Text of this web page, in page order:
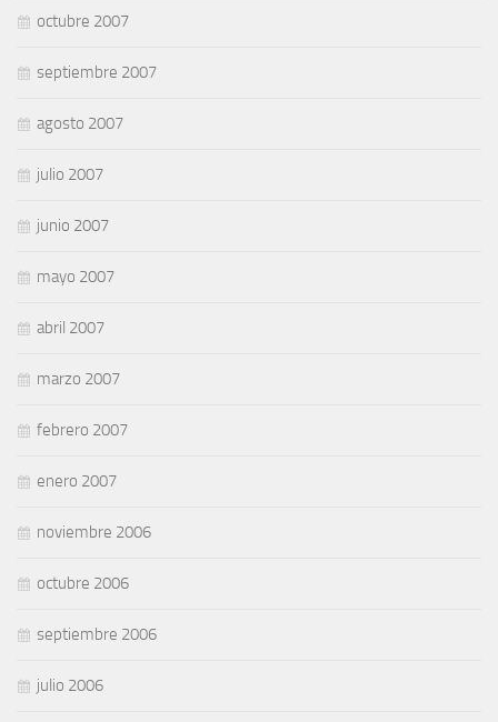
octubre 2007
septiembre 2007
agosto 2007
julio 2007
junio 2007
mayo 2007
abril 2007
marzo 2007
febrero 2007
enero 2007
noviembre 2006
octubre 2006
septiembre 2006
julio 2006